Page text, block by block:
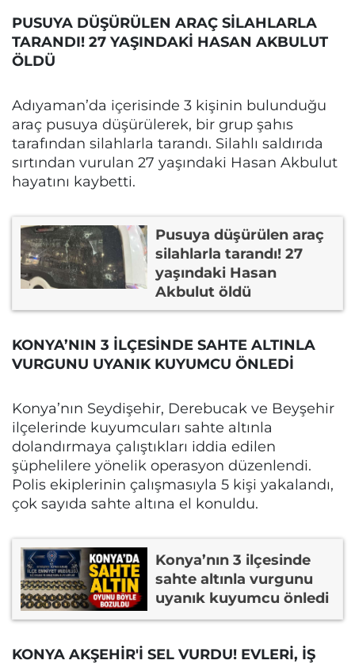
PUSUYA DÜŞÜRÜLEN ARAÇ SİLAHLARLA
TARANDI! 27 YAŞINDAKİ HASAN AKBULUT
ÖLDÜ
Adıyaman’da içerisinde 3 kişinin bulunduğu
araç pusuya düşürülerek, bir grup şahıs
tarafından silahlarla tarandı. Silahlı saldırıda
sırtından vurulan 27 yaşındaki Hasan Akbulut
hayatını kaybetti.
Pusuya düşürülen araç
silahlarla tarandı! 27
yaşındaki Hasan
Akbulut öldü
KONYA’NIN 3 İLÇESİNDE SAHTE ALTINLA
VURGUNU UYANIK KUYUMCU ÖNLEDİ
Konya’nın Seydişehir, Derebucak ve Beyşehir
ilçelerinde kuyumcuları sahte altınla
dolandırmaya çalıştıkları iddia edilen
şüphelilere yönelik operasyon düzenlendi.
Polis ekiplerinin çalışmasıyla 5 kişi yakalandı,
çok sayıda sahte altına el konuldu.
Konya’nın 3 ilçesinde
sahte altınla vurgunu
uyanık kuyumcu önledi
KONYA AKŞEHİR'İ SEL VURDU! EVLERİ, İŞ